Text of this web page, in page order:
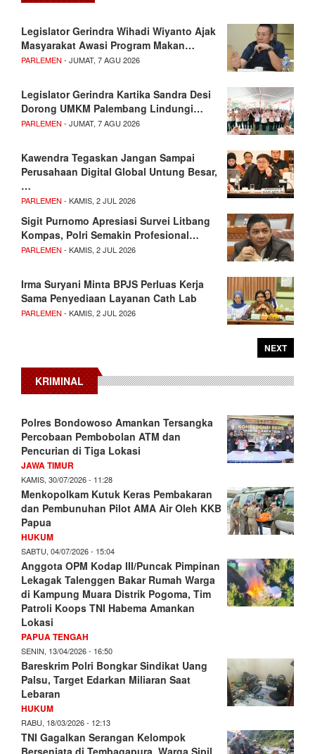
Legislator Gerindra Wihadi Wiyanto Ajak
Masyarakat Awasi Program Makan…
PARLEMEN - JUMAT, 7 AGU 2026
Legislator Gerindra Kartika Sandra Desi
Dorong UMKM Palembang Lindungi…
PARLEMEN - JUMAT, 7 AGU 2026
Kawendra Tegaskan Jangan Sampai
Perusahaan Digital Global Untung Besar,
…
PARLEMEN - KAMIS, 2 JUL 2026
Sigit Purnomo Apresiasi Survei Litbang
Kompas, Polri Semakin Profesional…
PARLEMEN - KAMIS, 2 JUL 2026
Irma Suryani Minta BPJS Perluas Kerja
Sama Penyediaan Layanan Cath Lab
PARLEMEN - KAMIS, 2 JUL 2026
NEXT
KRIMINAL
Polres Bondowoso Amankan Tersangka
Percobaan Pembobolan ATM dan
Pencurian di Tiga Lokasi
JAWA TIMUR
KAMIS, 30/07/2026 - 11:28
Menkopolkam Kutuk Keras Pembakaran
dan Pembunuhan Pilot AMA Air Oleh KKB
Papua
HUKUM
SABTU, 04/07/2026 - 15:04
Anggota OPM Kodap III/Puncak Pimpinan
Lekagak Talenggen Bakar Rumah Warga
di Kampung Muara Distrik Pogoma, Tim
Patroli Koops TNI Habema Amankan
Lokasi
PAPUA TENGAH
SENIN, 13/04/2026 - 16:50
Bareskrim Polri Bongkar Sindikat Uang
Palsu, Target Edarkan Miliaran Saat
Lebaran
HUKUM
RABU, 18/03/2026 - 12:13
TNI Gagalkan Serangan Kelompok
Bersenjata di Tembagapura, Warga Sipil